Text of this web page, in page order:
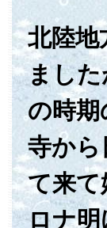
北陸地
まし
の時期
寺から
て来て
ロナ明